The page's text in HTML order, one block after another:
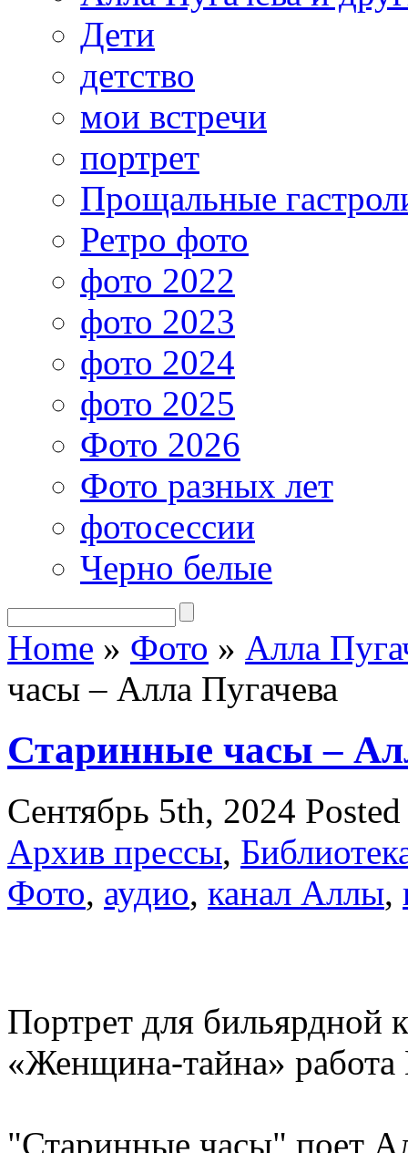
Дети
детство
мои встречи
портрет
Прощальные
Ретро фото
фото 2022
фото 2023
фото 2024
фото 2025
Фото 2026
Фото разных лет
фотосессии
Черно белые
Home » Фото » Алла
часы – Алла Пугачева
Старинные часы –
Сентябрь 5th, 2024
Архив прессы,
Фото, аудио, канал Аллы,
Портрет для бильярдной
«Женщина-тайна»
"Старинные часы" поет